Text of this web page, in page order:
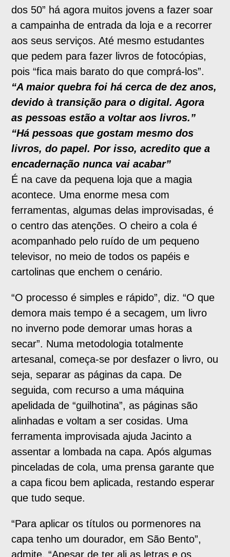
dos 50” há agora muitos jovens a fazer soar
a campainha de entrada da loja e a recorrer
aos seus serviços. Até mesmo estudantes
que pedem para fazer livros de fotocópias,
pois “fica mais barato do que comprá-los”.
“A maior quebra foi há cerca de dez anos,
devido à transição para o digital. Agora
as pessoas estão a voltar aos livros.”
“Há pessoas que gostam mesmo dos
livros, do papel. Por isso, acredito que a
encadernação nunca vai acabar”
É na cave da pequena loja que a magia
acontece. Uma enorme mesa com
ferramentas, algumas delas improvisadas, é
o centro das atenções. O cheiro a cola é
acompanhado pelo ruído de um pequeno
televisor, no meio de todos os papéis e
cartolinas que enchem o cenário.
“O processo é simples e rápido”, diz. “O que
demora mais tempo é a secagem, um livro
no inverno pode demorar umas horas a
secar”. Numa metodologia totalmente
artesanal, começa-se por desfazer o livro, ou
seja, separar as páginas da capa. De
seguida, com recurso a uma máquina
apelidada de “guilhotina”, as páginas são
alinhadas e voltam a ser cosidas. Uma
ferramenta improvisada ajuda Jacinto a
assentar a lombada na capa. Após algumas
pinceladas de cola, uma prensa garante que
a capa ficou bem aplicada, restando esperar
que tudo seque.
“Para aplicar os títulos ou pormenores na
capa tenho um dourador, em São Bento”,
admite. “Apesar de ter ali as letras e os